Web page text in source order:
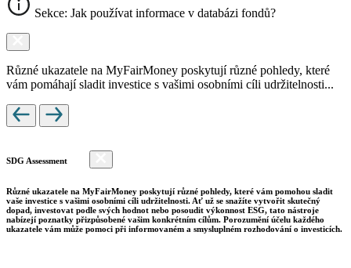
Sekce: Jak používat informace v databázi fondů?
Různé ukazatele na MyFairMoney poskytují různé pohledy, které
vám pomáhají sladit investice s vašimi osobními cíli udržitelnosti...
SDG Assessment
Různé ukazatele na MyFairMoney poskytují různé pohledy, které vám pomohou sladit
vaše investice s vašimi osobními cíli udržitelnosti. Ať už se snažíte vytvořit skutečný
dopad, investovat podle svých hodnot nebo posoudit výkonnost ESG, tato nástroje
nabízejí poznatky přizpůsobené vašim konkrétním cílům. Porozumění účelu každého
ukazatele vám může pomoci při informovaném a smysluplném rozhodování o investicích.